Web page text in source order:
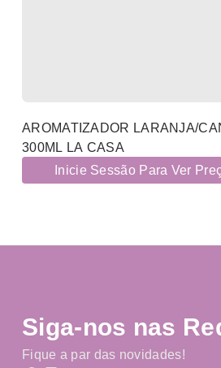
AROMATIZADOR LARANJA/
300ML LA CASA
Inicie Sessão Para Ver
Siga-nos nas
Fique a par das novidades!